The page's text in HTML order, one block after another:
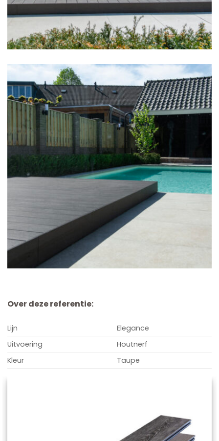
Over deze referentie:
Lijn
Elegance
Uitvoering
Houtnerf
Kleur
Taupe